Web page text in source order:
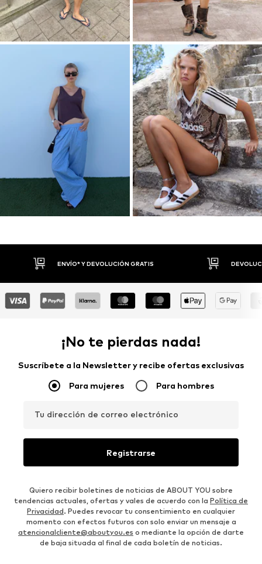
DEVOLUCIONES HASTA 30 DÍAS
¡No te pierdas nada!
Suscríbete a la Newsletter y recibe ofertas exclusivas
Para mujeres Para hombres
Tu dirección de correo electrónico
Registrarse
Quiero recibir boletines de noticias de ABOUT YOU sobre
tendencias actuales, ofertas y vales de acuerdo con la Política de
Privacidad. Puedes revocar tu consentimiento en cualquier
momento con efectos futuros con solo enviar un mensaje a
atencionalcliente@aboutyou.es o mediante la opción de darte
de baja situada al final de cada boletín de noticias.